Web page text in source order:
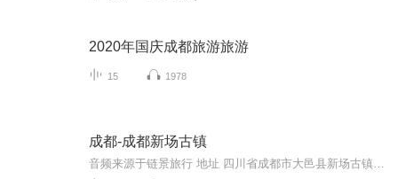
2020年国庆成都旅游旅游
15 1978
成都-成都新场古镇